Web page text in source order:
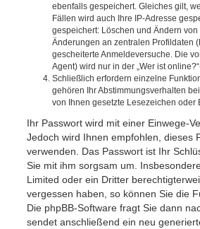
ebenfalls gespeichert. Gleiches gilt,
Fällen wird auch Ihre IP-Adresse
gespeichert: Löschen und Ändern
Änderungen an zentralen Profildaten
gescheiterte Anmeldeversuche. Die
Agent) wird nur in der „Wer ist
Schließlich erfordern einzelne
gehören Ihr Abstimmungsverhalten
von Ihnen gesetzte Lesezeichen oder
Ihr Passwort wird mit einer Einwege-
Jedoch wird Ihnen empfohlen, dieses
verwenden. Das Passwort ist Ihr
Sie mit ihm sorgsam um.
Limited oder ein Dritter
vergessen haben, so können Sie die
Die phpBB-Software fragt Sie dann
sendet anschließend ein neu